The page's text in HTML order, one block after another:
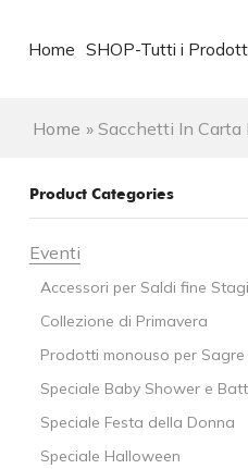
Home SHOP-Tutti i
Home » Sacchetti In Carta
Product Categories
Eventi
Accessori per Saldi fine
Collezione di Primavera
Prodotti monouso per Sagre
Speciale Baby Shower e
Speciale Festa della Donna
Speciale Halloween